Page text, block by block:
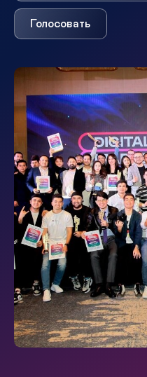
Голосовать